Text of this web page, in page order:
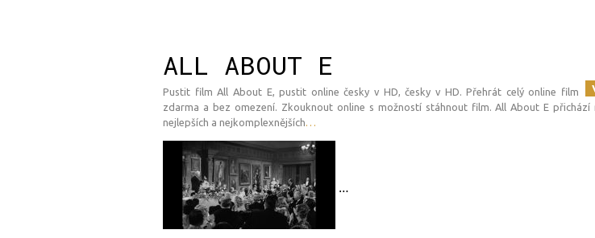
ALL ABOUT E
Pustit film All About E, pustit online česky v HD, česky v HD. Přehrát celý online film
zdarma a bez omezení. Zkouknout online s možností stáhnout film. All About E
nejlepších a nejkomplexnějších